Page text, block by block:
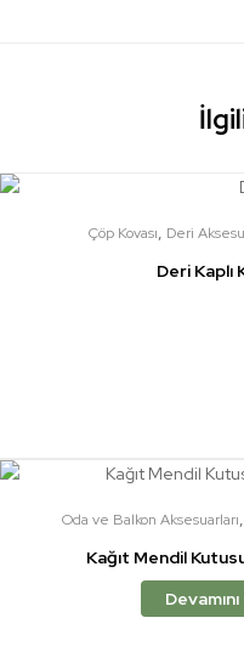
Çöp Kovası, Deri
Deri Kaplı
Oda ve Balkon Aksesuarları,
Kağıt Mendil